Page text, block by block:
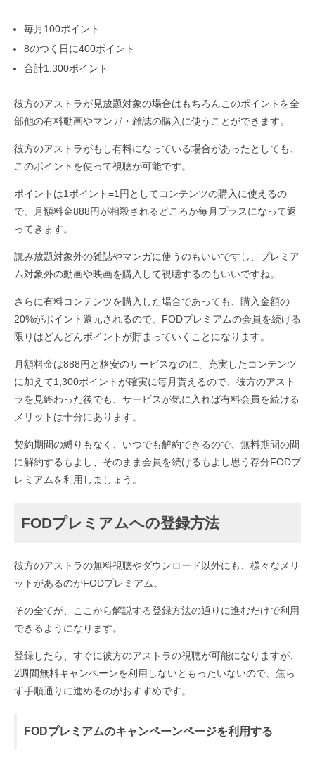
毎月100ポイント
8のつく日に400ポイント
合計1,300ポイント
彼方のアストラが見放題対象の場合はもちろんこのポイントを全
部他の有料動画やマンガ・雑誌の購入に使うことができます。
彼方のアストラがもし有料になっている場合があったとしても、
このポイントを使って視聴が可能です。
ポイントは1ポイント=1円としてコンテンツの購入に使えるの
で、月額料金888円が相殺されるどころか毎月プラスになって返
ってきます。
読み放題対象外の雑誌やマンガに使うのもいいですし、プレミア
ム対象外の動画や映画を購入して視聴するのもいいですね。
さらに有料コンテンツを購入した場合であっても、購入金額の
20%がポイント還元されるので、FODプレミアムの会員を続ける
限りはどんどんポイントが貯まっていくことになります。
月額料金は888円と格安のサービスなのに、充実したコンテンツ
に加えて1,300ポイントが確実に毎月貰えるので、彼方のアスト
ラを見終わった後でも、サービスが気に入れば有料会員を続ける
メリットは十分にあります。
契約期間の縛りもなく、いつでも解約できるので、無料期間の間
に解約するもよし、そのまま会員を続けるもよし思う存分FODプ
レミアムを利用しましょう。
FODプレミアムへの登録方法
彼方のアストラの無料視聴やダウンロード以外にも、様々なメリ
ットがあるのがFODプレミアム。
その全てが、ここから解説する登録方法の通りに進むだけで利用
できるようになります。
登録したら、すぐに彼方のアストラの視聴が可能になりますが、
2週間無料キャンペーンを利用しないともったいないので、焦ら
ず手順通りに進めるのがおすすめです。
FODプレミアムのキャンペーンページを利用する